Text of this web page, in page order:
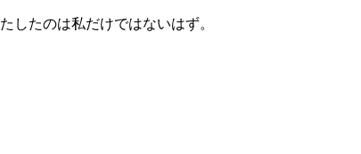
したのは私だけではないはず。